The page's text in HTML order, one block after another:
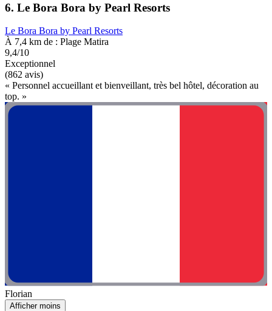
6. Le Bora Bora by Pearl Resorts
Le Bora Bora by Pearl Resorts
À 7,4 km de : Plage Matira
9,4/10
Exceptionnel
(862 avis)
« Personnel accueillant et bienveillant, très bel hôtel, décoration au
top. »
Florian
Afficher moins